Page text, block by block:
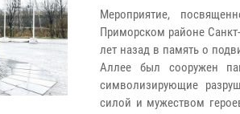
Мероприятие,
Приморском районе
лет назад в память о
Аллее был сооружен
символизирующие
силой и мужеством